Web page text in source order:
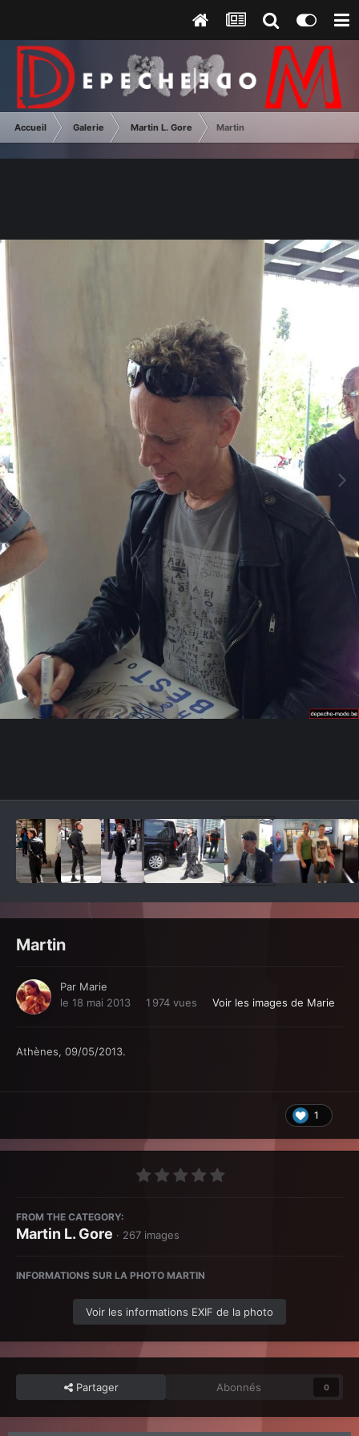
Accueil Galerie Martin L. Gore Martin
Martin
Par Marie
le 18 mai 2013
1 974 vues Voir les images de Marie
Athènes, 09/05/2013.
1
FROM THE CATEGORY:
Martin L. Gore · 267 images
INFORMATIONS SUR LA PHOTO MARTIN
Voir les informations EXIF de la photo
Partager Abonnés 0